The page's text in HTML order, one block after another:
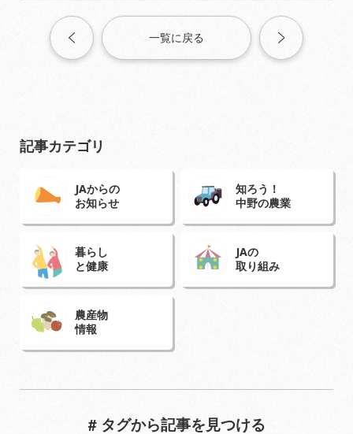
一覧に戻る
記事カテゴリ
JAからの
お知らせ
知ろう！
中野の農業
暮らし
と健康
JAの
取り組み
農産物
情報
# タグから記事を見つける